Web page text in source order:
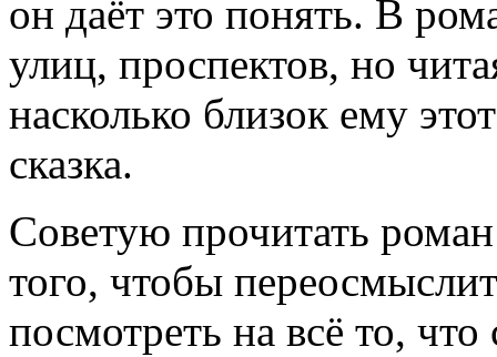
он даёт это понять. В
улиц, проспектов, но
насколько близок ему
сказка.
Советую прочитать
того, чтобы
посмотреть на всё то,